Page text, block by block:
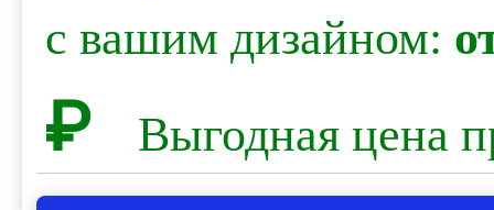
с вашим дизайном:
₽ Выгодная цена